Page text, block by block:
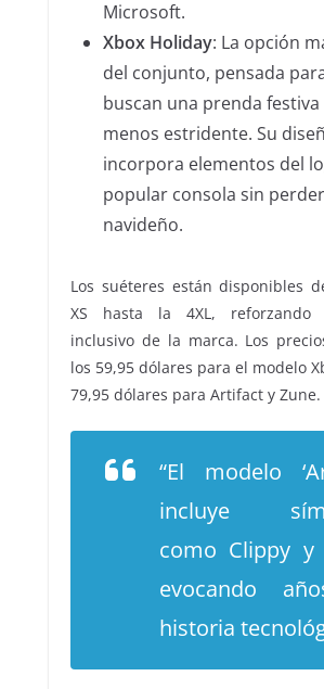
Microsoft.
Xbox Holiday: La opción
del conjunto, pensada
buscan una prenda
menos estridente. Su
incorpora elementos del
popular consola sin
navideño.
Los suéteres están disponibles
XS hasta la 4XL, reforzando
inclusivo de la marca. Los
los 59,95 dólares para el modelo
79,95 dólares para Artifact y Zune.
“El modelo
incluye
como Clippy y
evocando
historia